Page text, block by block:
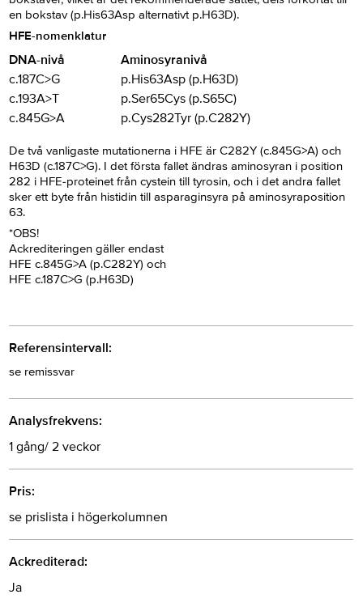
en bokstav (p.His63Asp alternativt p.H63D).
HFE-nomenklatur
DNA-nivå
Aminosyranivå
c.187C>G
p.His63Asp (p.H63D)
c.193A>T
p.Ser65Cys (p.S65C)
c.845G>A
p.Cys282Tyr (p.C282Y)
De två vanligaste mutationerna i HFE är C282Y (c.845G>A) och
H63D (c.187C>G). I det första fallet ändras aminosyran i position
282 i HFE-proteinet från cystein till tyrosin, och i det andra fallet
sker ett byte från histidin till asparaginsyra på aminosyraposition
63.
*OBS!
Ackrediteringen gäller endast
HFE c.845G>A (p.C282Y) och
HFE c.187C>G (p.H63D)
Referensintervall:
se remissvar
Analysfrekvens:
1 gång/ 2 veckor
Pris:
se prislista i högerkolumnen
Ackrediterad:
Ja